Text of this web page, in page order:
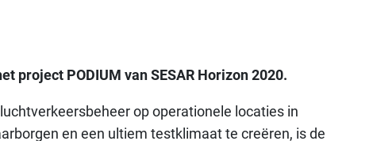
project PODIUM van SESAR Horizon 2020.
op operationele locaties in
en een ultiem testklimaat te creëren, is de